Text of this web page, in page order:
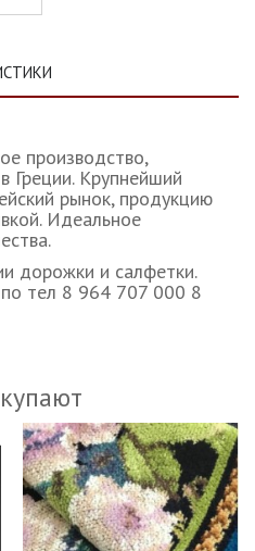
производство,
Греции. Крупнейший
рынок, продукцию
Идеальное
дорожки и салфетки.
тел 8 964 707 000 8